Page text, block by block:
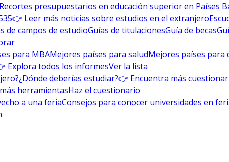
presupuestarios en educación superior en Países
👉 Leer más noticias sobre estudios en el extranjero
de campos de estudioGuías de titulacionesGuía de becas
para MBAMejores países para saludMejores países para
Explora todos los informesVer la lista
¿Dónde deberías estudiar?👉 Encuentra más
herramientasHaz el cuestionario
a una feriaConsejos para conocer universidades en